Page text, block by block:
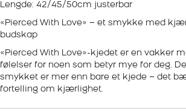
Lengde: 42/45/50cm justerbar
«Pierced With Love» – et smykke med
budskap
«Pierced With Love»-kjedet er en vakker
følelser for noen som betyr mye for deg.
smykket er mer enn bare et kjede – det
fortelling om kjærlighet.